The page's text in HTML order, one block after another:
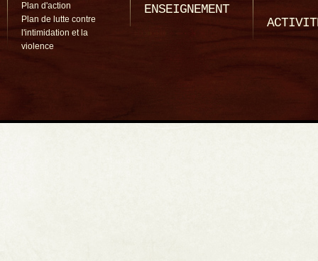
Plan d'action
Plan de lutte contre
l'intimidation et la
violence
ENSEIGNEMENT